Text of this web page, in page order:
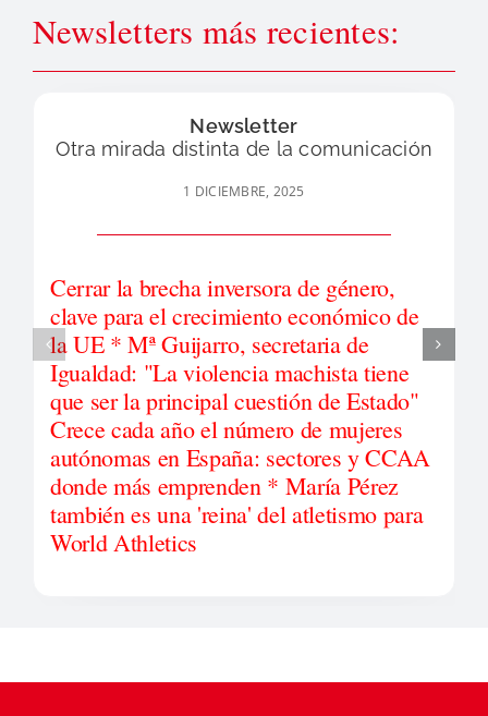
Newsletters más recientes:
Newsletter
Otra mirada distinta de la comunicación
1 DICIEMBRE, 2025
Cerrar la brecha inversora de género,
clave para el crecimiento económico de
la UE * Mª Guijarro, secretaria de
Igualdad: "La violencia machista tiene
que ser la principal cuestión de Estado"
Crece cada año el número de mujeres
autónomas en España: sectores y CCAA
donde más emprenden * María Pérez
también es una 'reina' del atletismo para
World Athletics